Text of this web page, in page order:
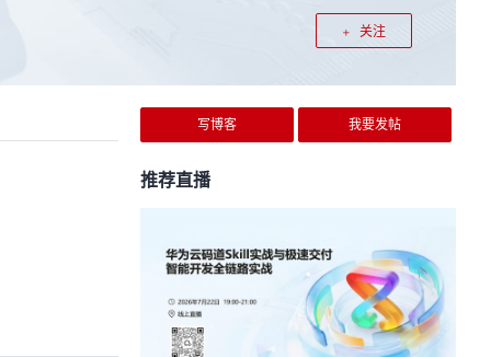
关注
写博客 我要发帖
推荐直播